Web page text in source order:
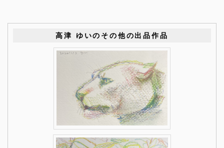
高津 ゆいのその他の出品作品